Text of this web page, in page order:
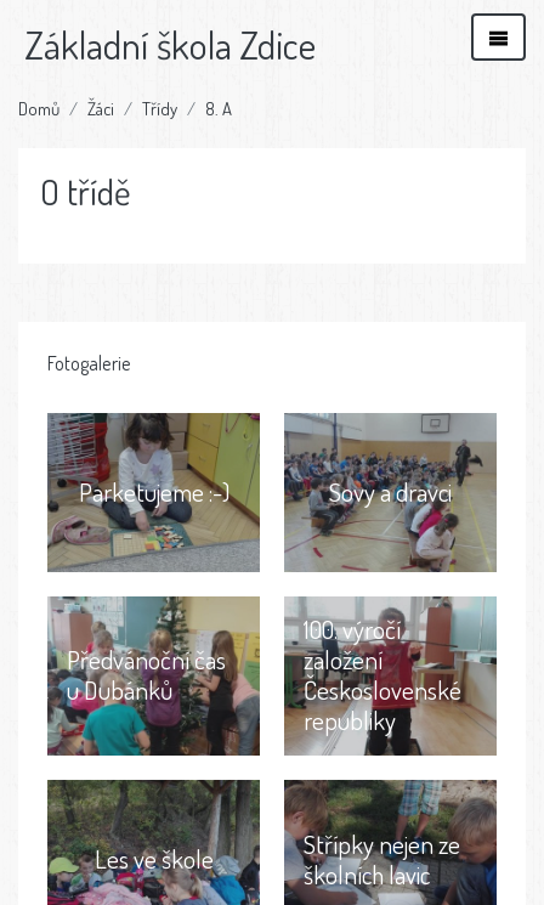
Základní škola Zdice
Domů Žáci Třídy 8. A
O třídě
Fotogalerie
Parketujeme :-) Sovy a dravci
Předvánoční čas
u Dubánků
100. výročí
založení
Československé
republiky
Les ve škole
Střípky nejen ze
školních lavic